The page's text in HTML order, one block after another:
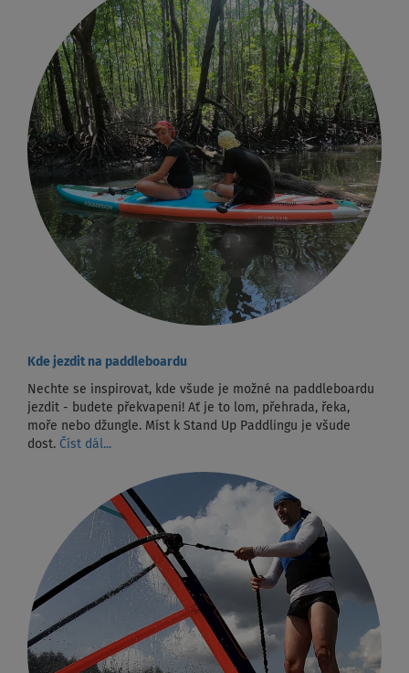
Kde jezdit na paddleboardu
Nechte se inspirovat, kde všude je možné na paddleboardu
jezdit - budete překvapeni! Ať je to lom, přehrada, řeka,
moře nebo džungle. Míst k Stand Up Paddlingu je všude
dost. Číst dál...